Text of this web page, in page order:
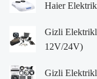
Haier
Gizli
12V/24V)
Gizli